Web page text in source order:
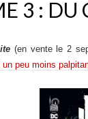
3 : DU
(en vente le 2
un peu moins